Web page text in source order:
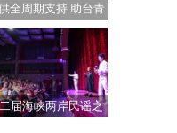
全周期支持 助台青
年创业
届海峡两岸民谣之